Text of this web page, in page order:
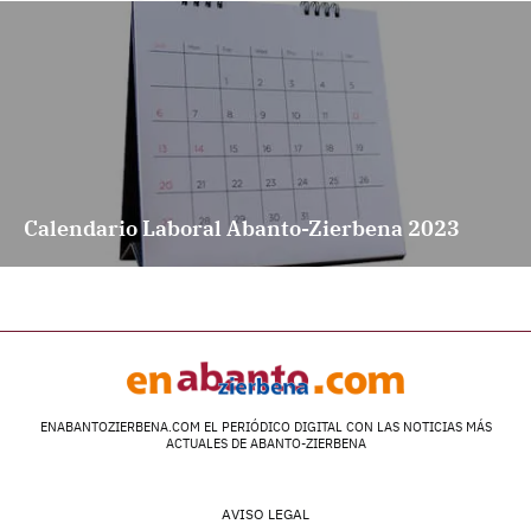
Calendario Laboral Abanto-Zierbena 2023
ENABANTOZIERBENA.COM EL PERIÓDICO DIGITAL CON LAS NOTICIAS MÁS
ACTUALES DE ABANTO-ZIERBENA
AVISO LEGAL